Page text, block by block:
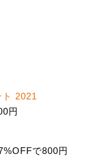
2021
円
で800円